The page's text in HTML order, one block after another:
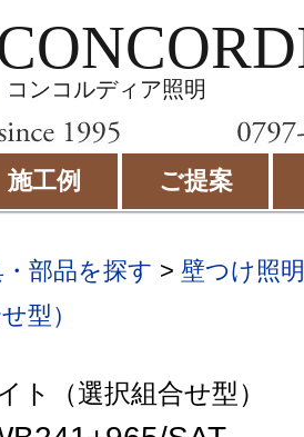
コンコルディア照明
施工例 ご提案
部品を探す > 壁つけ照明
型）
ト（選択組合せ型）